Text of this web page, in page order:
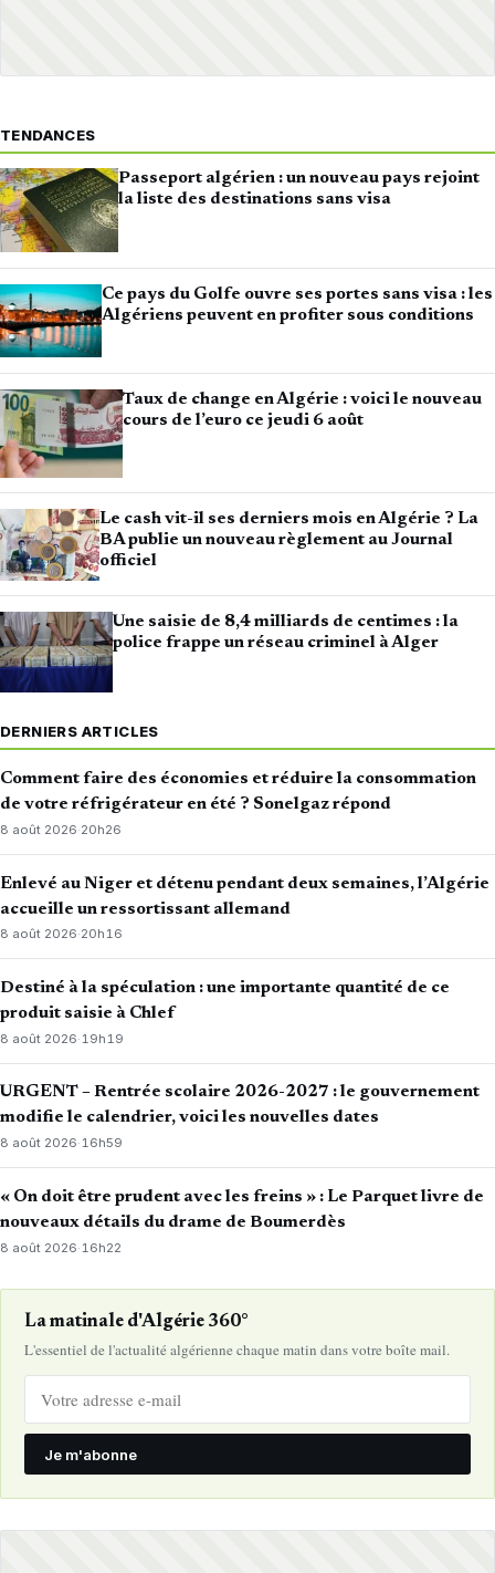
TENDANCES
Passeport algérien : un nouveau pays rejoint
la liste des destinations sans visa
Ce pays du Golfe ouvre ses portes sans visa : les
Algériens peuvent en profiter sous conditions
Taux de change en Algérie : voici le nouveau
cours de l’euro ce jeudi 6 août
Le cash vit-il ses derniers mois en Algérie ? La
BA publie un nouveau règlement au Journal
officiel
Une saisie de 8,4 milliards de centimes : la
police frappe un réseau criminel à Alger
DERNIERS ARTICLES
Comment faire des économies et réduire la consommation
de votre réfrigérateur en été ? Sonelgaz répond
8 août 2026·20h26
Enlevé au Niger et détenu pendant deux semaines, l’Algérie
accueille un ressortissant allemand
8 août 2026·20h16
Destiné à la spéculation : une importante quantité de ce
produit saisie à Chlef
8 août 2026· 19h19
URGENT – Rentrée scolaire 2026-2027 : le gouvernement
modifie le calendrier, voici les nouvelles dates
8 août 2026·16h59
« On doit être prudent avec les freins » : Le Parquet livre de
nouveaux détails du drame de Boumerdès
8 août 2026· 16h22
La matinale d'Algérie 360°
L'essentiel de l'actualité algérienne chaque matin dans votre boîte mail.
Je m'abonne